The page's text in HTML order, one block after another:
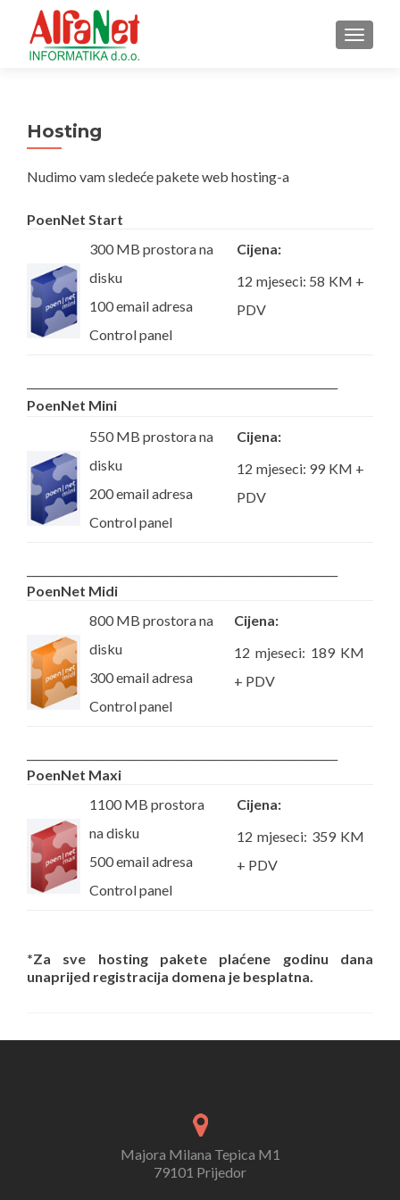
Hosting
Nudimo vam sledeće pakete web hosting-a
PoenNet Start
300 MB prostora na
disku
100 email adresa
Control panel
Cijena:
12 mjeseci: 58 KM +
PDV
PoenNet Mini
550 MB prostora na
disku
200 email adresa
Control panel
Cijena:
12 mjeseci: 99 KM +
PDV
PoenNet Midi
800 MB prostora na
disku
300 email adresa
Control panel
Cijena:
12 mjeseci: 189 KM
+ PDV
PoenNet Maxi
1100 MB prostora
na disku
500 email adresa
Control panel
Cijena:
12 mjeseci: 359 KM
+ PDV
*Za sve hosting pakete plaćene godinu dana
unaprijed registracija domena je besplatna.
Majora Milana Tepica M1
79101 Prijedor